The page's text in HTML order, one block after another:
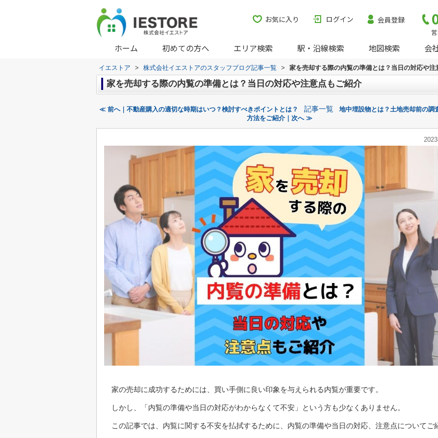
お気に入り ログイン 会員登録
ホーム 初めての方へ エリア検索 駅・沿線検索 地図検索 会
イエストア > 株式会社イエストアのスタッフブログ記事一覧 > 家を売却する際の内覧の準備とは？当日の対応や注
家を売却する際の内覧の準備とは？当日の対応や注意点もご紹介
≪ 前へ｜不動産購入の適切な時期はいつ？検討すべきポイントとは？ 記事一覧
地中埋設物とは？土地売却前の調
方法をご紹介｜次へ ≫
家の売却に成功するためには、買い手側に良い印象を与えられる内覧が重要です。
しかし、「内覧の準備や当日の対応がわからなくて不安」という方も少なくありません。
この記事では、内覧に関する不安を払拭するために、内覧の準備や当日の対応、注意点についてご